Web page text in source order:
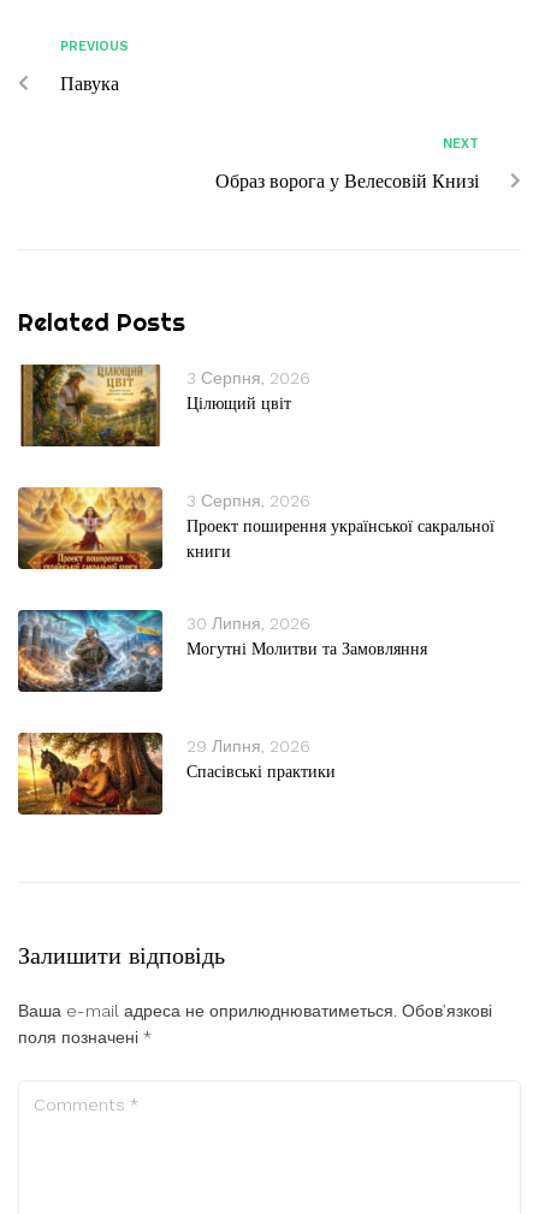
PREVIOUS
Павука
NEXT
Образ ворога у Велесовій Книзі
Related Posts
3 Серпня, 2026
Цілющий цвіт
3 Серпня, 2026
Проект поширення української сакральної
книги
30 Липня, 2026
Могутні Молитви та Замовляння
29 Липня, 2026
Спасівські практики
Залишити відповідь
Ваша e-mail адреса не оприлюднюватиметься. Обов’язкові
поля позначені *